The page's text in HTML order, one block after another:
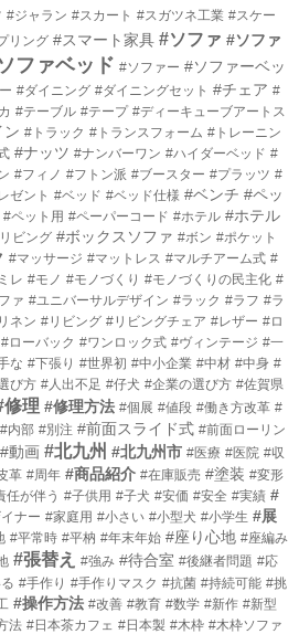
#ジャラン #スカート #スガツネ工業 #スケー
リング #スマート家具 #ソファ #ソファ
ファベッド #ソファー #ソファーベッ
#ダイニング #ダイニングセット #チェア #
#テーブル #テープ #ディーキューブアートス
ン #トラック #トランスフォーム #トレーニン
#ナッツ #ナンバーワン #ハイダーベッド #
#フィノ #フトン派 #ブースター #プラッツ #
ゼント #ベッド #ベッド仕様 #ベンチ #ペッ
#ペット用 #ペーパーコード #ホテル #ホテル
ビング #ボックスソファ #ボン #ポケット
#マッサージ #マットレス #マルチアーム式 #
レ #モノ #モノづくり #モノづくりの民主化 #
ァ #ユニバーサルデザイン #ラック #ラフ #ラ
ネン #リビング #リビングチェア #レザー #ロ
#ローバック #ワンロック式 #ヴィンテージ #一
な #下張り #世界初 #中小企業 #中材 #中身 #
び方 #人出不足 #仔犬 #企業の選び方 #佐賀県
修理 #修理方法 #個展 #値段 #働き方改革 #
#内部 #別注 #前面スライド式 #前面ローリン
#動画 #北九州 #北九州市 #医療 #医院 #収
革 #周年 #商品紹介 #在庫販売 #塗装 #変形
任が伴う #子供用 #子犬 #安価 #安全 #実績 #
ナー #家庭用 #小さい #小型犬 #小学生 #展
#平常時 #平枘 #年末年始 #座り心地 #座編み
#張替え #強み #待合室 #後継者問題 #応
#手作り #手作りマスク #抗菌 #持続可能 #挑
#操作方法 #改善 #教育 #数学 #新作 #新型
法 #日本茶カフェ #日本製 #木枠 #木枠ソファ